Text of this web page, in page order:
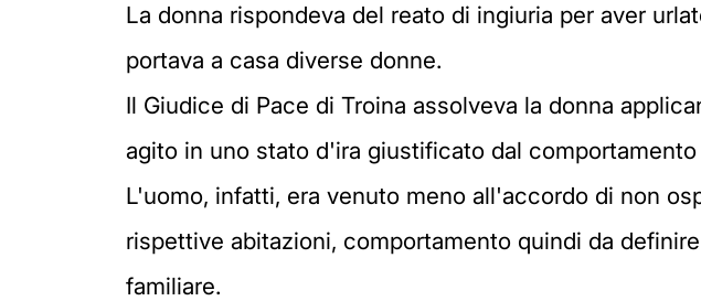
La donna rispondeva del reato di ingiuria per aver
portava a casa diverse donne.
Il Giudice di Pace di Troina assolveva la donna
agito in uno stato d'ira giustificato dal
L'uomo, infatti, era venuto meno all'accordo di non
rispettive abitazioni, comportamento quindi da
familiare.